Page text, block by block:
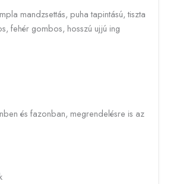
mandzsettás, puha tapintású, tiszta
fehér gombos, hosszú ujjú ing
és fazonban, megrendelésre is az